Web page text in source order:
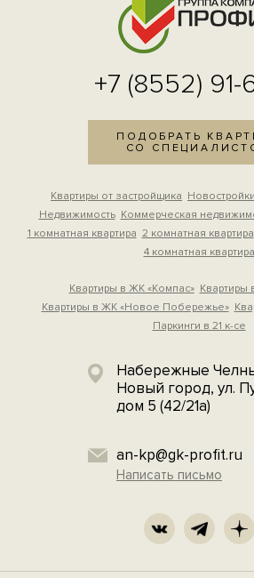
+7 (8552) 91-
ПОДОБРАТЬ
СО
Квартиры от застройщика Новостройки
Недвижимость Коммерческая
1 комнатная квартира 2 комнатная квартира
4 комнатная квартира
Квартиры в ЖК «Компас» Квартиры
Квартиры в ЖК «Новое Побережье»
Паркинги в 21 к-се
Набережные
Новый город, ул.
дом 5 (42/21а)
an-kp@gk-profit.ru
Написать письмо